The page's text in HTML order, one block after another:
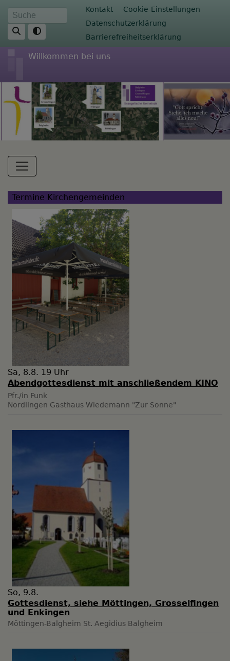
Direkt
zum
Inhalt
Suche Fußbereichsmenü
Kontakt
Cookie-Einstellungen
Datenschutzerklärung
Barrierefreiheitserklärung
Willkommen bei uns
Hauptnavigation
Termine Kirchengemeinden
Sa, 8.8. 19 Uhr
Abendgottesdienst mit anschließendem KINO
Pfr./in Funk
Nördlingen Gasthaus Wiedemann "Zur Sonne"
So, 9.8.
Gottesdienst, siehe Möttingen, Grosselfingen
und Enkingen
Möttingen-Balgheim St. Aegidius Balgheim